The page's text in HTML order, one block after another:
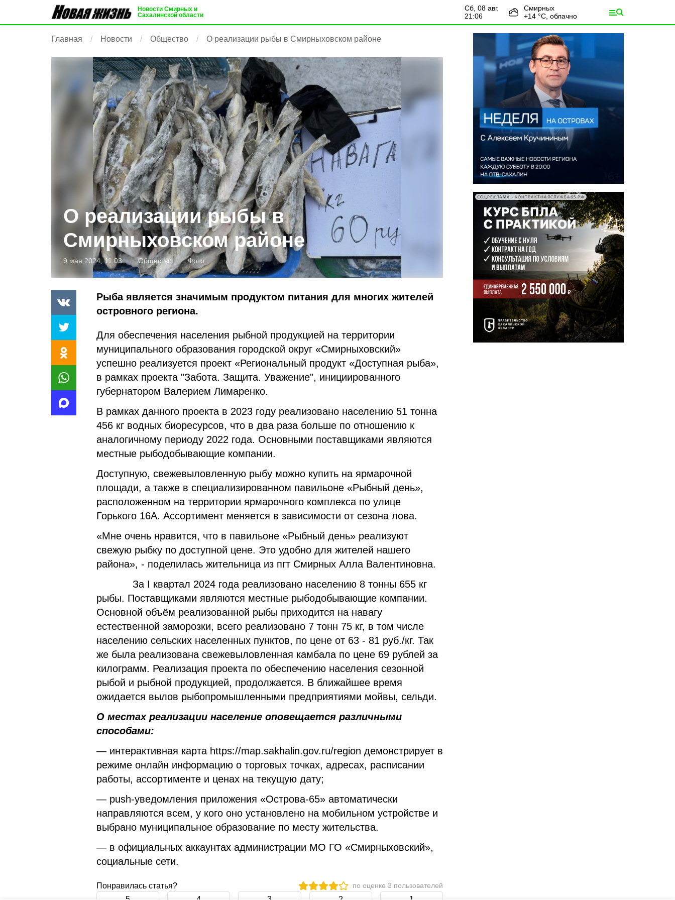
Новости Смирных и
Сахалинской области
сб, 08 авг.
21:06
Смирных
+14 °С, облачно
Главная Новости Общество О реализации рыбы в Смирныховском районе
О реализации рыбы в
Смирныховском районе
9 мая 2024, 11:03 Общество Фото:
Рыба является значимым продуктом питания для многих жителей
островного региона.
Для обеспечения населения рыбной продукцией на территории
муниципального образования городской округ «Смирныховский»
успешно реализуется проект «Региональный продукт «Доступная рыба»,
в рамках проекта "Забота. Защита. Уважение", инициированного
губернатором Валерием Лимаренко.
В рамках данного проекта в 2023 году реализовано населению 51 тонна
456 кг водных биоресурсов, что в два раза больше по отношению к
аналогичному периоду 2022 года. Основными поставщиками являются
местные рыбодобывающие компании.
Доступную, свежевыловленную рыбу можно купить на ярмарочной
площади, а также в специализированном павильоне «Рыбный день»,
расположенном на территории ярмарочного комплекса по улице
Горького 16А. Ассортимент меняется в зависимости от сезона лова.
«Мне очень нравится, что в павильоне «Рыбный день» реализуют
свежую рыбку по доступной цене. Это удобно для жителей нашего
района», - поделилась жительница из пгт Смирных Алла Валентиновна.
За I квартал 2024 года реализовано населению 8 тонны 655 кг
рыбы. Поставщиками являются местные рыбодобывающие компании.
Основной объём реализованной рыбы приходится на навагу
естественной заморозки, всего реализовано 7 тонн 75 кг, в том числе
населению сельских населенных пунктов, по цене от 63 - 81 руб./кг. Так
же была реализована свежевыловленная камбала по цене 69 рублей за
килограмм. Реализация проекта по обеспечению населения сезонной
рыбой и рыбной продукцией, продолжается. В ближайшее время
ожидается вылов рыбопромышленными предприятиями мойвы, сельди.
О местах реализации население оповещается различными
способами:
— интерактивная карта https://map.sakhalin.gov.ru/region демонстрирует в
режиме онлайн информацию о торговых точках, адресах, расписании
работы, ассортименте и ценах на текущую дату;
— push-уведомления приложения «Острова-65» автоматически
направляются всем, у кого оно установлено на мобильном устройстве и
выбрано муниципальное образование по месту жительства.
— в официальных аккаунтах администрации МО ГО «Смирныховский»,
социальные сети.
Понравилась статья? по оценке 3 пользователей
СОЦРЕКЛАМА • КОНТРАКТНАЯСЛУЖБА65.РФ